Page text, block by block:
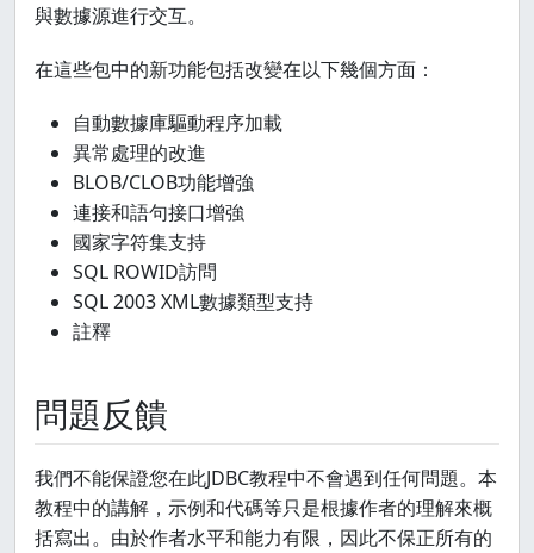
與數據源進行交互。
在這些包中的新功能包括改變在以下幾個方面：
自動數據庫驅動程序加載
異常處理的改進
BLOB/CLOB功能增強
連接和語句接口增強
國家字符集支持
SQL ROWID訪問
SQL 2003 XML數據類型支持
註釋
問題反饋
我們不能保證您在此JDBC教程中不會遇到任何問題。本
教程中的講解，示例和代碼等只是根據作者的理解來概
括寫出。由於作者水平和能力有限，因此不保正所有的